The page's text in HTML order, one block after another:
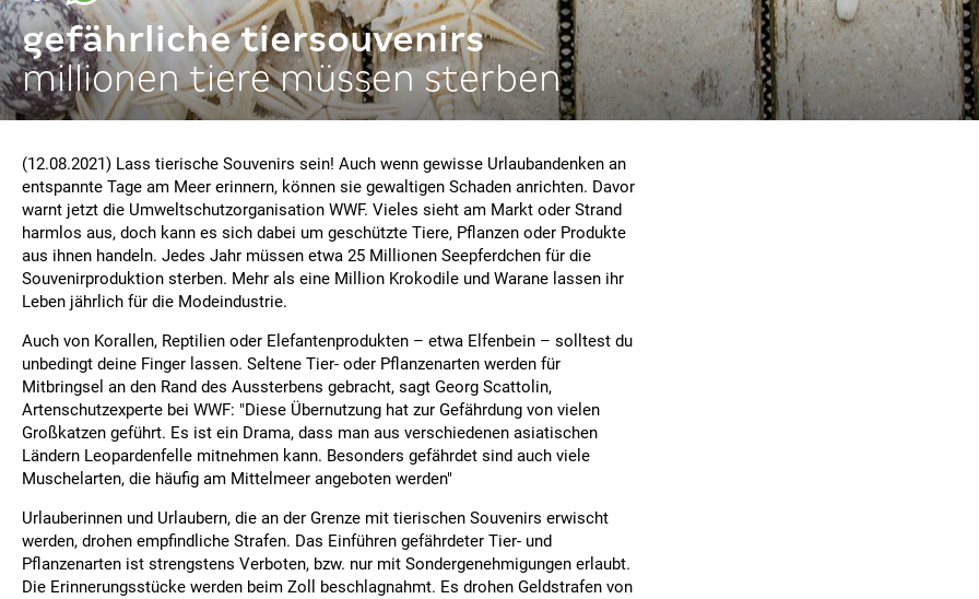
gefährliche tiersouvenirs
millionen tiere müssen sterben
(12.08.2021) Lass tierische Souvenirs sein! Auch wenn gewisse Urlaubandenken an
entspannte Tage am Meer erinnern, können sie gewaltigen Schaden anrichten. Davor
warnt jetzt die Umweltschutzorganisation WWF. Vieles sieht am Markt oder Strand
harmlos aus, doch kann es sich dabei um geschützte Tiere, Pflanzen oder Produkte
aus ihnen handeln. Jedes Jahr müssen etwa 25 Millionen Seepferdchen für die
Souvenirproduktion sterben. Mehr als eine Million Krokodile und Warane lassen ihr
Leben jährlich für die Modeindustrie.
Auch von Korallen, Reptilien oder Elefantenprodukten – etwa Elfenbein – solltest du
unbedingt deine Finger lassen. Seltene Tier- oder Pflanzenarten werden für
Mitbringsel an den Rand des Aussterbens gebracht, sagt Georg Scattolin,
Artenschutzexperte bei WWF: "Diese Übernutzung hat zur Gefährdung von vielen
Großkatzen geführt. Es ist ein Drama, dass man aus verschiedenen asiatischen
Ländern Leopardenfelle mitnehmen kann. Besonders gefährdet sind auch viele
Muschelarten, die häufig am Mittelmeer angeboten werden"
Urlauberinnen und Urlaubern, die an der Grenze mit tierischen Souvenirs erwischt
werden, drohen empfindliche Strafen. Das Einführen gefährdeter Tier- und
Pflanzenarten ist strengstens Verboten, bzw. nur mit Sondergenehmigungen erlaubt.
Die Erinnerungsstücke werden beim Zoll beschlagnahmt. Es drohen Geldstrafen von